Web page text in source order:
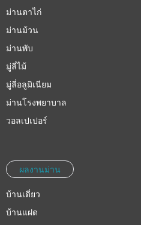
ม่านตาไก่
ม่านม้วน
ม่านพับ
มู่ลี่ไม้
มู่ลี่อลูมิเนียม
ม่านโรงพยาบาล
วอลเปเปอร์
ผลงานม่าน
บ้านเดี่ยว
บ้านแฝด